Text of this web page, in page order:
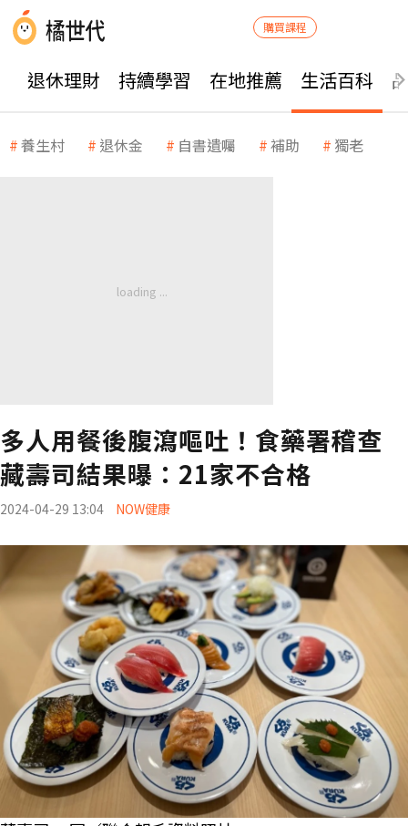
購買課程
退休理財 持續學習 在地推薦 生活百科
養生村 退休金 自書遺囑 補助 獨老
多人用餐後腹瀉嘔吐！食藥署稽查
藏壽司結果曝：21家不合格
2024-04-29 13:04 NOW健康